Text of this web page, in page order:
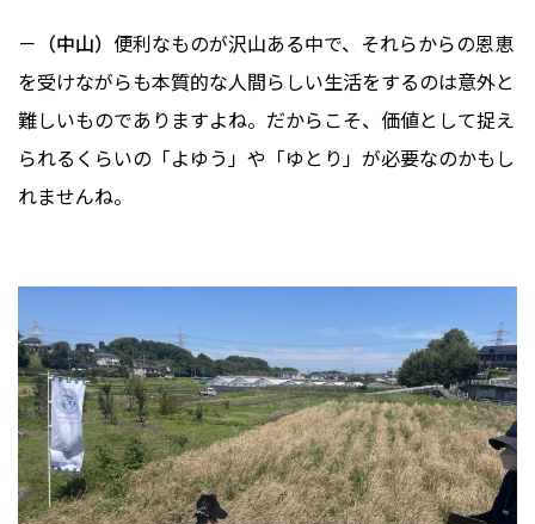
－（中山） 便利なものが沢山ある中で、それらからの恩恵
を受けながらも本質的な人間らしい生活をするのは意外と
難しいものでありますよね。だからこそ、価値として捉え
られるくらいの「よゆう」や「ゆとり」が必要なのかもし
れませんね。